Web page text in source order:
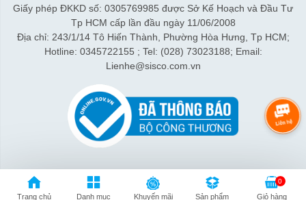
Thời gian làm việc từ Thứ 2- Thứ 7:
Sáng 8h15-12h; Chiều 1h15-5h30
Thứ 7 làm đến 3h30 chiều.
Giấy phép ĐKKD số: 0305769985 được Sở Kế Hoạch và Đầu Tư
Tp HCM cấp lần đầu ngày 11/06/2008
Địa chỉ: 243/1/14 Tô Hiến Thành, Phường Hòa Hưng, Tp HCM;
Hotline: 0345722155 ; Tel: (028) 73023188; Email:
Lienhe@sisco.com.vn
Trang chủ Danh mục Khuyến mãi Sản phẩm
0
Giỏ hàng